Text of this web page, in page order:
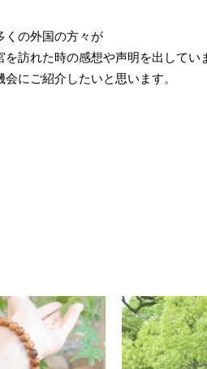
くの外国の方々が
を訪れた時の感想や声明を出してい
会にご紹介したいと思います。